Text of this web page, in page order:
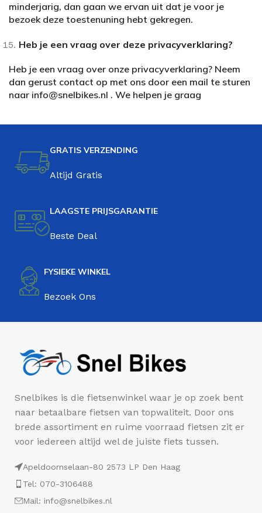
minderjarig, dan gaan we ervan uit dat je voor je
bezoek deze toestenuning hebt gekregen.
Heb je een vraag over deze privacyverklaring?
Heb je een vraag over onze privacyverklaring? Neem
dan gerust contact op met ons door een mail te sturen
naar info@snelbikes.nl . We helpen je graag
GRATIS VERZENDING
Altijd Gratis
LAAGSTE PRIJSGARANTIE
Beste Deal
FYSIEKE WINKEL
Bezoek Ons
Snelbikes is die fietsenwinkel waar je op zoek bent
naar betaalbare fietsen van topwaliteit. Door ons
brede assortiment en ruime voorraad fietsen zit er
voor iedereen altijd wel de juiste fiets tussen.
Apeldoornselaan-80 2573 LP Den Haag
Tel: 070-3106488
Mail: info@snelbikes.nl